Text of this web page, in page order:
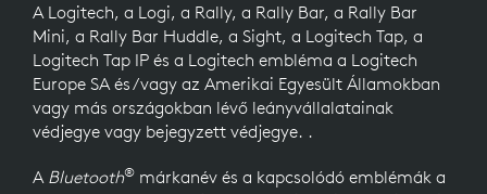
A Logitech, a Logi, a Rally, a Rally Bar, a Rally Bar
Mini, a Rally Bar Huddle, a Sight, a Logitech Tap, a
Logitech Tap IP és a Logitech embléma a Logitech
Europe SA és/vagy az Amerikai Egyesült Államokban
vagy más országokban lévő leányvállalatainak
védjegye vagy bejegyzett védjegye. .
A Bluetooth® márkanév és a kapcsolódó emblémák a